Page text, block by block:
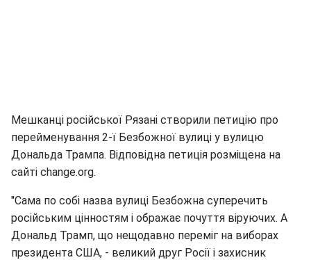
Мешканці російської Рязані створили петицію про
перейменування 2-ї Безбожної вулиці у вулицю
Дональда Трампа. Відповідна петиція розміщена на
сайті change.org.
"Сама по собі назва вулиці Безбожна суперечить
російським цінностям і ображає почуття віруючих. А
Дональд Трамп, що нещодавно переміг на виборах
президента США, - великий друг Росії і захисник